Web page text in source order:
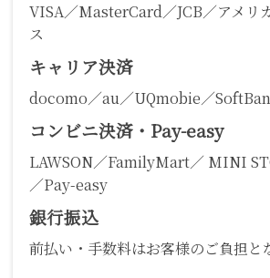
VISA／MasterCard／JCB／アメリ
ス
キャリア決済
docomo／au／UQmobie／
コンビニ決済・Pay-easy
LAWSON／FamilyMart／ MINI
／Pay-easy
銀行振込
前払い・手数料はお客様のご負担と